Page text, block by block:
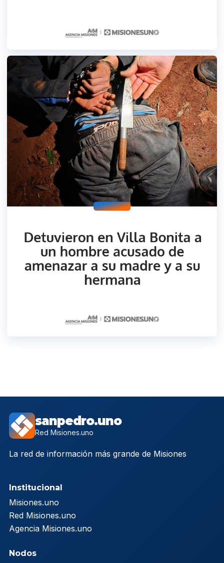
sanpedro.uno
Red Misiones.uno
La red de información más grande de Misiones
Institucional
Misiones.uno
Red Misiones.uno
Agencia Misiones.uno
Nodos